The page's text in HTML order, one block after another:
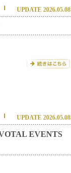
UPDATE 2026.05.08
UPDATE 2026.05.08
EVENTS